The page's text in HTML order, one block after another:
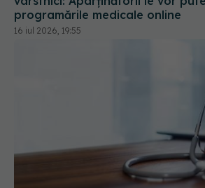
Programările la medic vor putea
Platforma este deja testată la